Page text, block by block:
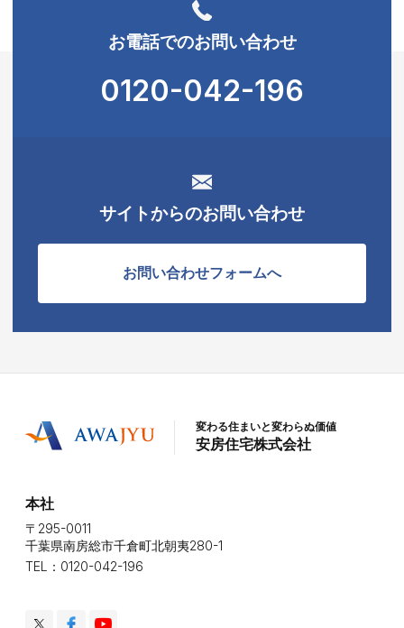
お電話でのお問い合わせ
0120-042-196
サイトからのお問い合わせ
お問い合わせフォームへ
変わる住まいと変わらぬ価値
安房住宅株式会社
本社
〒295-0011
千葉県南房総市千倉町北朝夷280-1
TEL：0120-042-196